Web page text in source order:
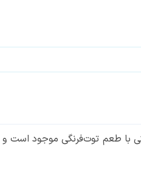
با طعم توت‌فرنگی موجود است و